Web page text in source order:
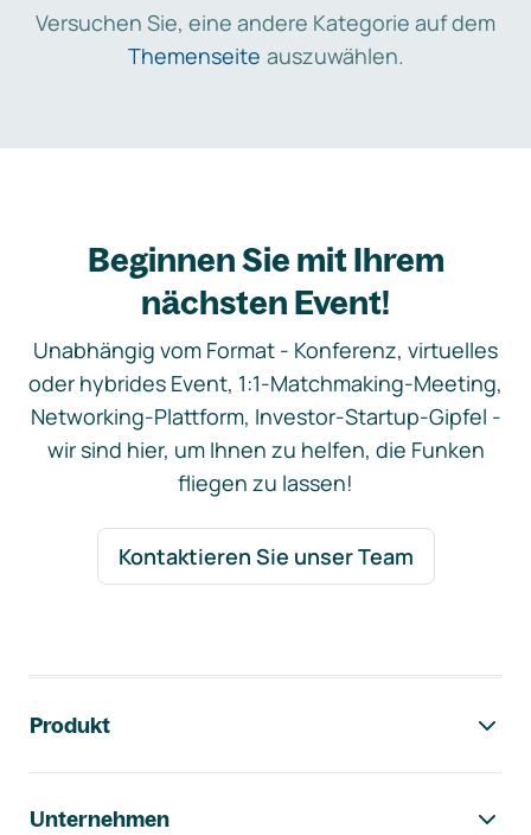
Versuchen Sie, eine andere Kategorie auf dem
Themenseite auszuwählen.
Beginnen Sie mit Ihrem
nächsten Event!
Unabhängig vom Format - Konferenz, virtuelles
oder hybrides Event, 1:1-Matchmaking-Meeting,
Networking-Plattform, Investor-Startup-Gipfel -
wir sind hier, um Ihnen zu helfen, die Funken
fliegen zu lassen!
Kontaktieren Sie unser Team
Produkt
Unternehmen